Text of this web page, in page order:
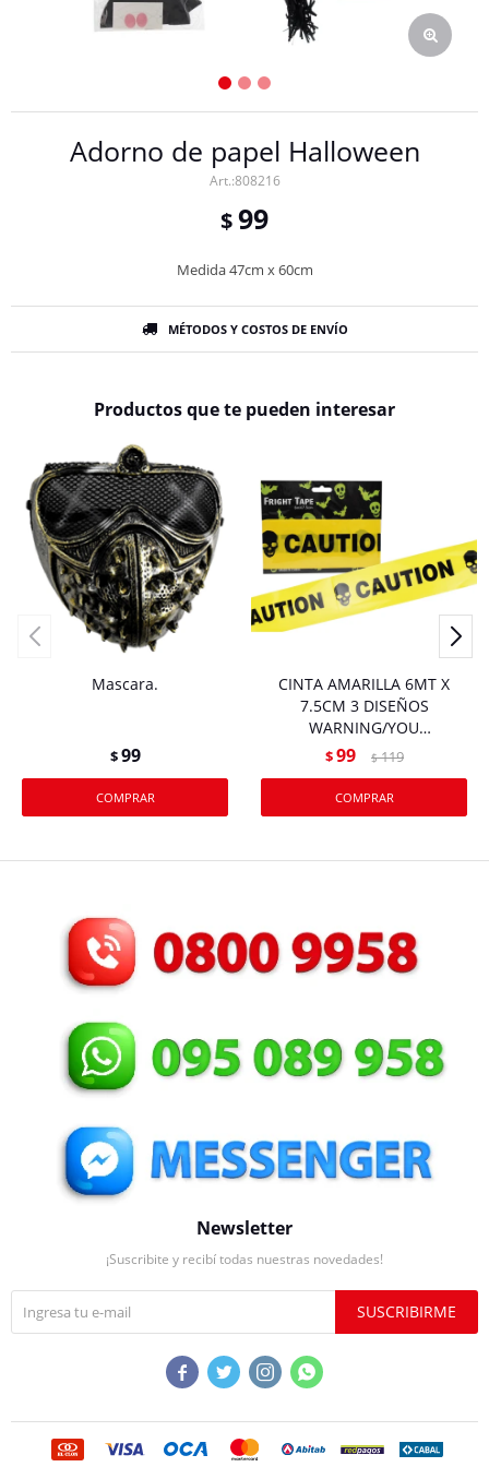
Adorno de papel Halloween
808216
$99
Medida 47cm x 60cm
MÉTODOS Y COSTOS DE ENVÍO
Productos que te pueden interesar
Mascara.
$99
CINTA AMARILLA 6MT X
7.5CM 3 DISEÑOS
WARNING/YOU
DARE/CAUTION 26712
$99 $ 119
Newsletter
¡Suscribite y recibí todas nuestras novedades!
SUSCRIBIRME
   